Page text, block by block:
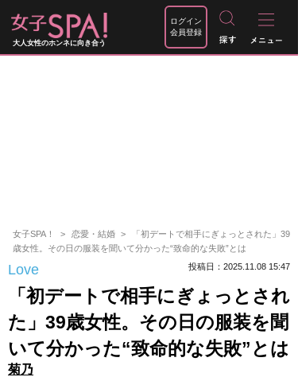
大人女性のホンネに向き合う
ログイン
会員登録
女子SPA！ 恋愛・結婚
「初デートで相手にぎょっとされた」39
歳女性。その日の服装を聞いて分かった“致命的な失敗”とは
Love 投稿日：2025.11.08 15:47
「初デートで相手にぎょっとされ
た」39歳女性。その日の服装を聞
いて分かった“致命的な失敗”とは
菊乃